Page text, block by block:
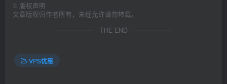
© 版权声明
文章版权归作者所有，未经允许请勿转载。
THE END
VPS优惠